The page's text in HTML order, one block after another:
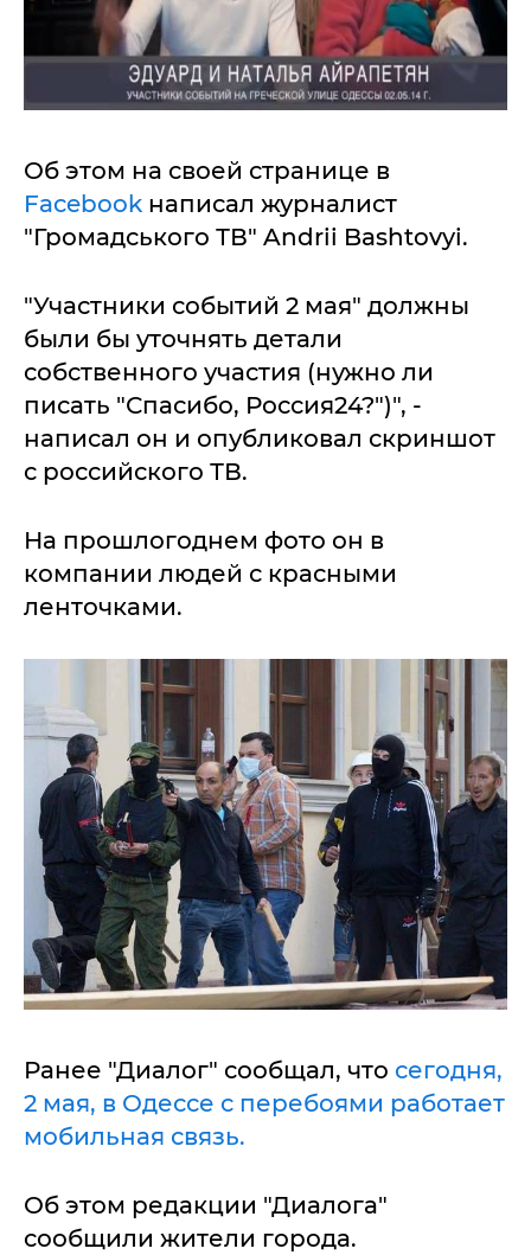
Об этом на своей странице в
Facebook написал журналист
"Громадського ТВ" Andrii Bashtovyi.
"Участники событий 2 мая" должны
были бы уточнять детали
собственного участия (нужно ли
писать "Спасибо, Россия24?")", -
написал он и опубликовал скриншот
с российского ТВ.
На прошлогоднем фото он в
компании людей с красными
ленточками.
Ранее "Диалог" сообщал, что сегодня,
2 мая, в Одессе с перебоями работает
мобильная связь.
Об этом редакции "Диалога"
сообщили жители города.